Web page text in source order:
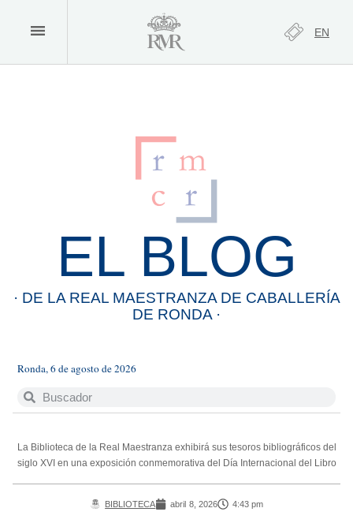
EN
EL BLOG
· DE LA REAL MAESTRANZA DE CABALLERÍA
DE RONDA ·
Ronda, 6 de agosto de 2026
La Biblioteca de la Real Maestranza exhibirá sus tesoros bibliográficos del
siglo XVI en una exposición conmemorativa del Día Internacional del Libro
BIBLIOTECA abril 8, 2026 4:43 pm